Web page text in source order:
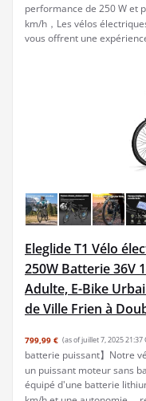
performance de 250 W et
km/h，Les vélos
vous offrent une
Eleglide T1 Vélo
250W Batterie 36V
Adulte, E-Bike
de Ville Frien à
799,99 € (as of juillet 7, 2025 21:37
batterie puissant】Notre
un puissant moteur sans
équipé d'une batterie